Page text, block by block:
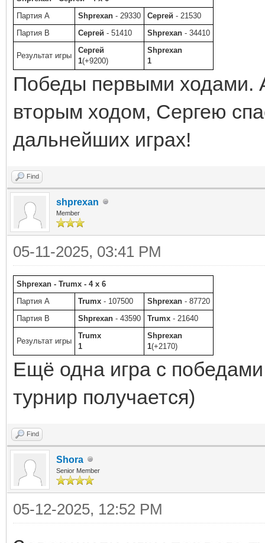
Партия A
Shprexan - 29330 Сергей - 21530
Партия B
Сергей - 51410 Shprexan - 34410
Результат игры
Сергей
1(+9200)
Shprexan
1
Победы первыми ходами.
вторым ходом, Сергею
дальнейших играх!
Find
shprexan
Member
05-11-2025, 03:41 PM
Shprexan - Trumx - 4 x 6
Партия A
Trumx - 107500 Shprexan - 87720
Партия B
Shprexan - 43590 Trumx - 21640
Результат игры
Trumx
1
Shprexan
1(+2170)
Ещё одна игра с
турнир получается)
Find
Shora
Senior Member
05-12-2025, 12:52 PM